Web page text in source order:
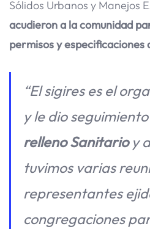
Sólidos Urbanos y Manejos
acudieron a la comunidad
permisos y
“El sigires es el
y le dio
relleno Sanitarioy
tuvimos varias
representantes
congregaciones